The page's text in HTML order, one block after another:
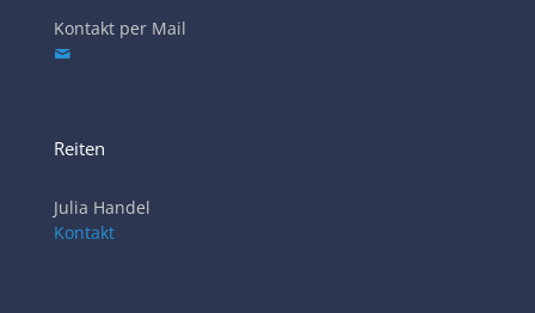
Kontakt per Mail
Reiten
Julia Handel
Kontakt